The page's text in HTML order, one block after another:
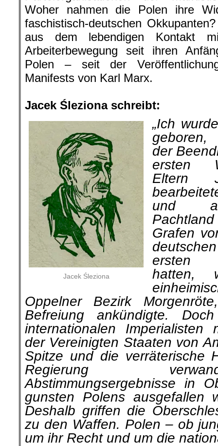
Woher nahmen die Polen ihre
faschistisch-deutschen
aus dem lebendigen Kontakt
Arbeiterbewegung seit ihren
Polen – seit der
Manifests von Karl Marx.
Jacek Śleziona schreibt:
Jacek Śleziona
„Ich
der
ersten
Eltern
und
Grafen
ersten
hatten,
Oppelner Bezirk
Befreiung ankündigte.
internationalen Imperialisten
der Vereinigten Staaten von
Spitze und die verräterische
Regie­rung
Abstimmungsergebnisse in
gunsten Polens ausgefallen
Deshalb griffen die
zu den Waffen. Polen – ob
um ihr Recht und um die